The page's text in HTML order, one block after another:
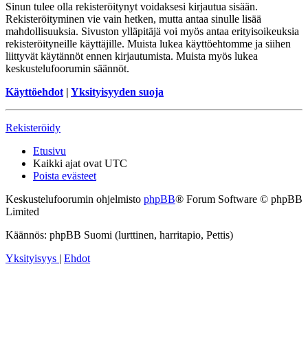
Sinun tulee olla rekisteröitynyt voidaksesi kirjautua sisään.
Rekisteröityminen vie vain hetken, mutta antaa sinulle lisää
mahdollisuuksia. Sivuston ylläpitäjä voi myös antaa erityisoikeuksia
rekisteröityneille käyttäjille. Muista lukea käyttöehtomme ja siihen
liittyvät käytännöt ennen kirjautumista. Muista myös lukea
keskustelufoorumin säännöt.
Käyttöehdot | Yksityisyyden suoja
Rekisteröidy
Etusivu
Kaikki ajat ovat UTC
Poista evästeet
Keskustelufoorumin ohjelmisto phpBB® Forum Software © phpBB
Limited
Käännös: phpBB Suomi (lurttinen, harritapio, Pettis)
Yksityisyys | Ehdot